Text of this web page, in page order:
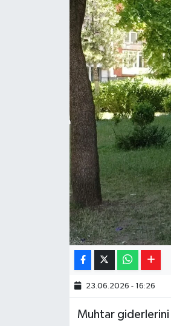
23.06.2026 - 16:26
Muhtar giderlerini
Resmi ilanlar